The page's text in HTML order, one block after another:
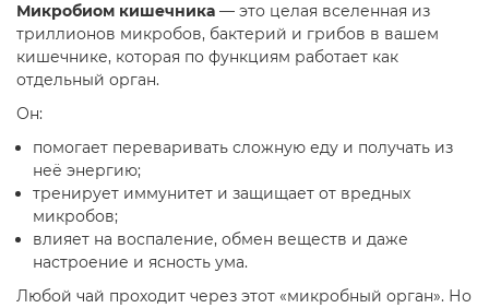
Микробиом кишечника — это целая вселенная из
триллионов микробов, бактерий и грибов в вашем
кишечнике, которая по функциям работает как
отдельный орган.
Он:
помогает переваривать сложную еду и получать из
неё энергию;​
тренирует иммунитет и защищает от вредных
микробов;​
влияет на воспаление, обмен веществ и даже
настроение и ясность ума.​
Любой чай проходит через этот «микробный орган». Но